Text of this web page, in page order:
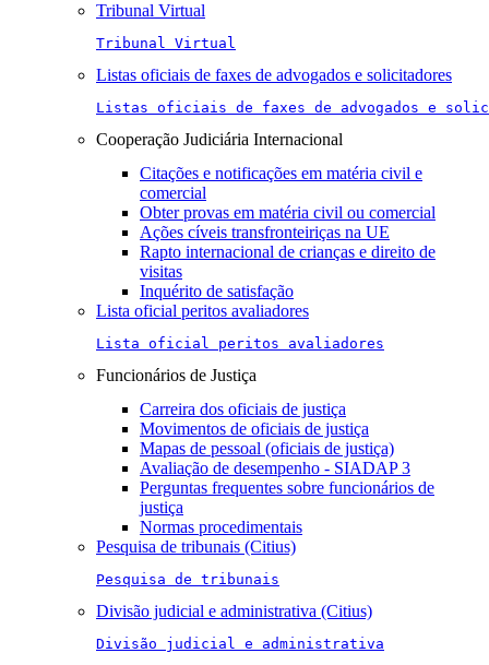
Tribunal Virtual
Tribunal Virtual
Listas oficiais de faxes de advogados e solicitadores
Listas oficiais de faxes de advogados e
Cooperação Judiciária Internacional
Citações e notificações em matéria civil e
comercial
Obter provas em matéria civil ou comercial
Ações cíveis transfronteiriças na UE
Rapto internacional de crianças e direito de
visitas
Inquérito de satisfação
Lista oficial peritos avaliadores
Lista oficial peritos avaliadores
Funcionários de Justiça
Carreira dos oficiais de justiça
Movimentos de oficiais de justiça
Mapas de pessoal (oficiais de justiça)
Avaliação de desempenho - SIADAP 3
Perguntas frequentes sobre funcionários de
justiça
Normas procedimentais
Pesquisa de tribunais (Citius)
Pesquisa de tribunais
Divisão judicial e administrativa (Citius)
Divisão judicial e administrativa